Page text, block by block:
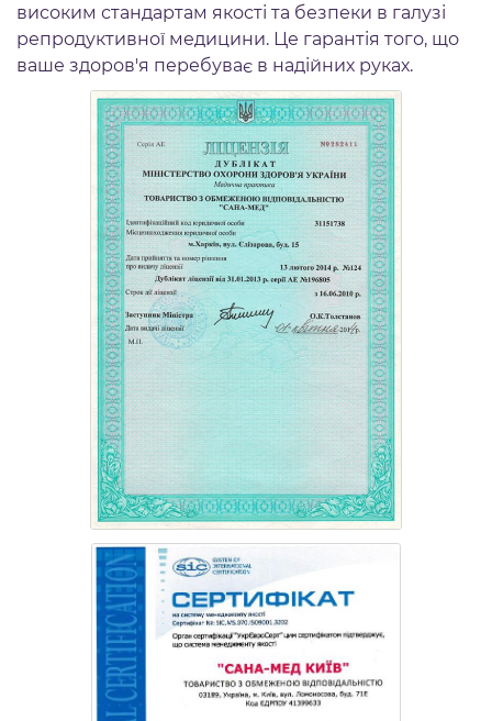
високим стандартам якості та безпеки в галузі
репродуктивної медицини. Це гарантія того, що
ваше здоров'я перебуває в надійних руках.